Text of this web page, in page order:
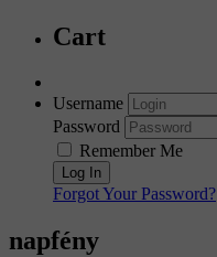
Cart
Username
Password
Remember Me
Forgot Your Password?
napfény